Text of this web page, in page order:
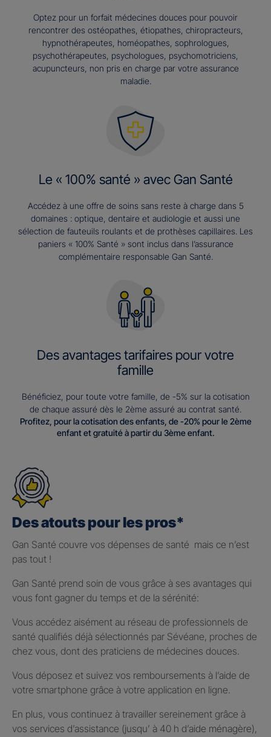
Optez pour un forfait médecines douces pour pouvoir
rencontrer des ostéopathes, étiopathes, chiropracteurs,
hypnothérapeutes, homéopathes, sophrologues,
psychothérapeutes, psychologues, psychomotriciens,
acupuncteurs, non pris en charge par votre assurance
maladie.
Le « 100% santé » avec Gan Santé
Accédez à une offre de soins sans reste à charge dans 5
domaines : optique, dentaire et audiologie et aussi une
sélection de fauteuils roulants et de prothèses capillaires. Les
paniers « 100% Santé » sont inclus dans l’assurance
complémentaire responsable Gan Santé.
Des avantages tarifaires pour votre
famille
Bénéficiez, pour toute votre famille, de -5% sur la cotisation
de chaque assuré dès le 2ème assuré au contrat santé.
Profitez, pour la cotisation des enfants, de -20% pour le 2ème
enfant et gratuité à partir du 3ème enfant.
Des atouts pour les pros*
Gan Santé couvre vos dépenses de santé mais ce n’est
pas tout !
Gan Santé prend soin de vous grâce à ses avantages qui
vous font gagner du temps et de la sérénité:
Vous accédez aisément au réseau de professionnels de
santé qualifiés déjà sélectionnés par Sévéane, proches de
chez vous, dont des praticiens de médecines douces.
Vous déposez et suivez vos remboursements à l’aide de
votre smartphone grâce à votre application en ligne.
En plus, vous continuez à travailler sereinement grâce à
vos services d’assistance (jusqu’ à 40 h d’aide ménagère),